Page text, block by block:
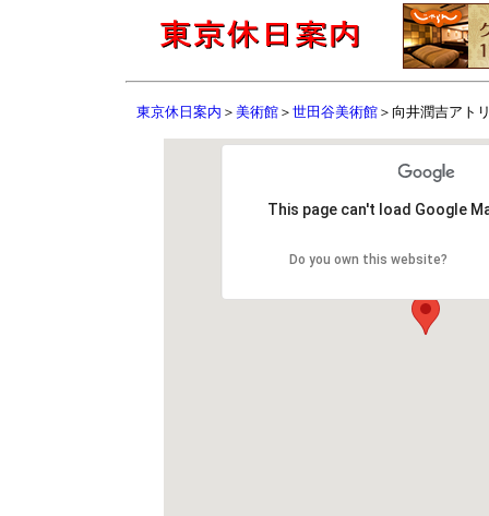
東京休日案内 ＞ 美術館 ＞ 世田谷美術館 ＞向井潤吉アト
This page can't load Google
Do you own this website?